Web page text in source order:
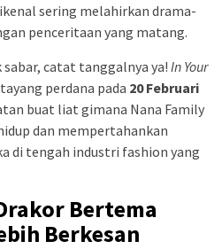
sering melahirkan drama-
penceritaan yang matang.
sabar, catat tanggalnya ya! In Your
perdana pada 20 Februari
buat liat gimana Nana Family
dan mempertahankan
di tengah industri fashion yang
Bertema
Berkesan